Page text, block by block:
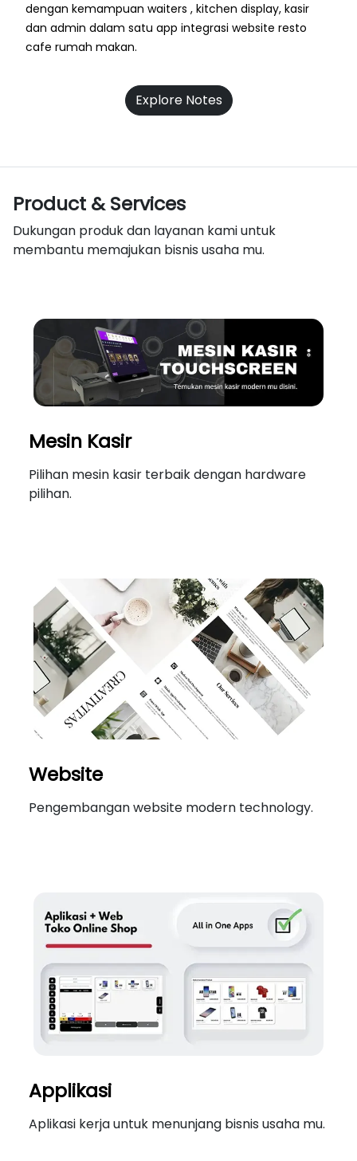
dengan kemampuan waiters , kitchen display, kasir
dan admin dalam satu app integrasi website resto
cafe rumah makan.
Explore Notes
Product & Services
Dukungan produk dan layanan kami untuk
membantu memajukan bisnis usaha mu.
Mesin Kasir
Pilihan mesin kasir terbaik dengan hardware
pilihan.
Website
Pengembangan website modern technology.
Applikasi
Aplikasi kerja untuk menunjang bisnis usaha mu.